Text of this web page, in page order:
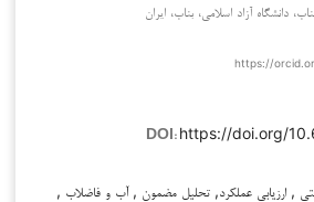
دانشگاه آزاد اسلامی، بناب، ایران
https://
DOI: https://doi.org/
, ارزیابی عملکرد, تحلیل مضمون , آب و فاضلاب ,